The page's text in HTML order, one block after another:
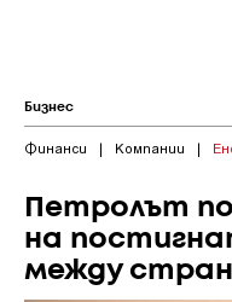
Бизнес
Финанси | Компании |
Петролът
на
между